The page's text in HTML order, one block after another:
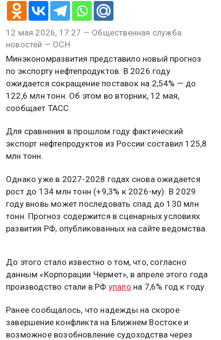
12 мая 2026, 17:27 — Общественная служба
новостей — ОСН
Минэкономразвития представило новый прогноз
по экспорту нефтепродуктов. В 2026 году
ожидается сокращение поставок на 2,54% — до
122,6 млн тонн. Об этом во вторник, 12 мая,
сообщает ТАСС.
Для сравнения в прошлом году фактический
экспорт нефтепродуктов из России составил 125,8
млн тонн.
Однако уже в 2027-2028 годах снова ожидается
рост до 134 млн тонн (+9,3% к 2026-му). В 2029
году вновь может последовать спад до 130 млн
тонн. Прогноз содержится в сценарных условиях
развития РФ, опубликованных на сайте ведомства.
До этого стало известно о том, что, согласно
данным «Корпорации Чермет», в апреле этого года
производство стали в РФ упало на 7,6% год к году.
Ранее сообщалось, что надежды на скорое
завершение конфликта на Ближнем Востоке и
возможное возобновление судоходства через